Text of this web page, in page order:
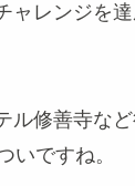
レンジを
修善寺な
いですね。